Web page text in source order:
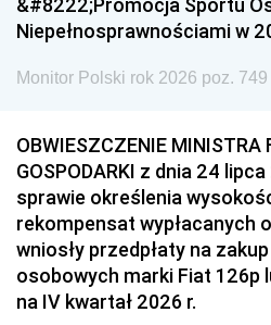
Niepełnosprawnościami w
Monitor Polski rok 2026 poz. 749
OBWIESZCZENIE MINISTRA
GOSPODARKI z dnia 24
sprawie określenia
rekompensat wypłacanych
wniosły przedpłaty na
osobowych marki Fiat 126p
na IV kwartał 2026 r.